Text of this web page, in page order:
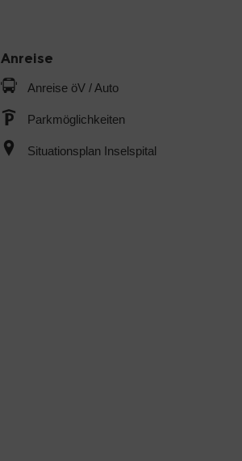
Anreise
Anreise öV / Auto
Parkmöglichkeiten
Situationsplan Inselspital